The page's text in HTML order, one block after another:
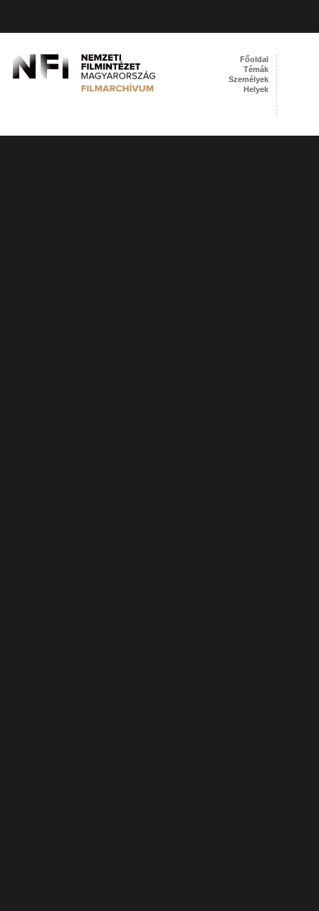
Főoldal
Témák
Személyek
Helyek